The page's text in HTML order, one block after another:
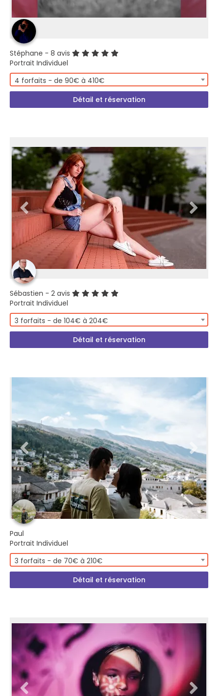
Stéphane - 8 avis
Portrait Individuel
4 forfaits - de 90€ à 410€
Détail et réservation
Sébastien - 2 avis
Portrait Individuel
3 forfaits - de 104€ à 204€
Détail et réservation
Paul
Portrait Individuel
3 forfaits - de 70€ à 210€
Détail et réservation